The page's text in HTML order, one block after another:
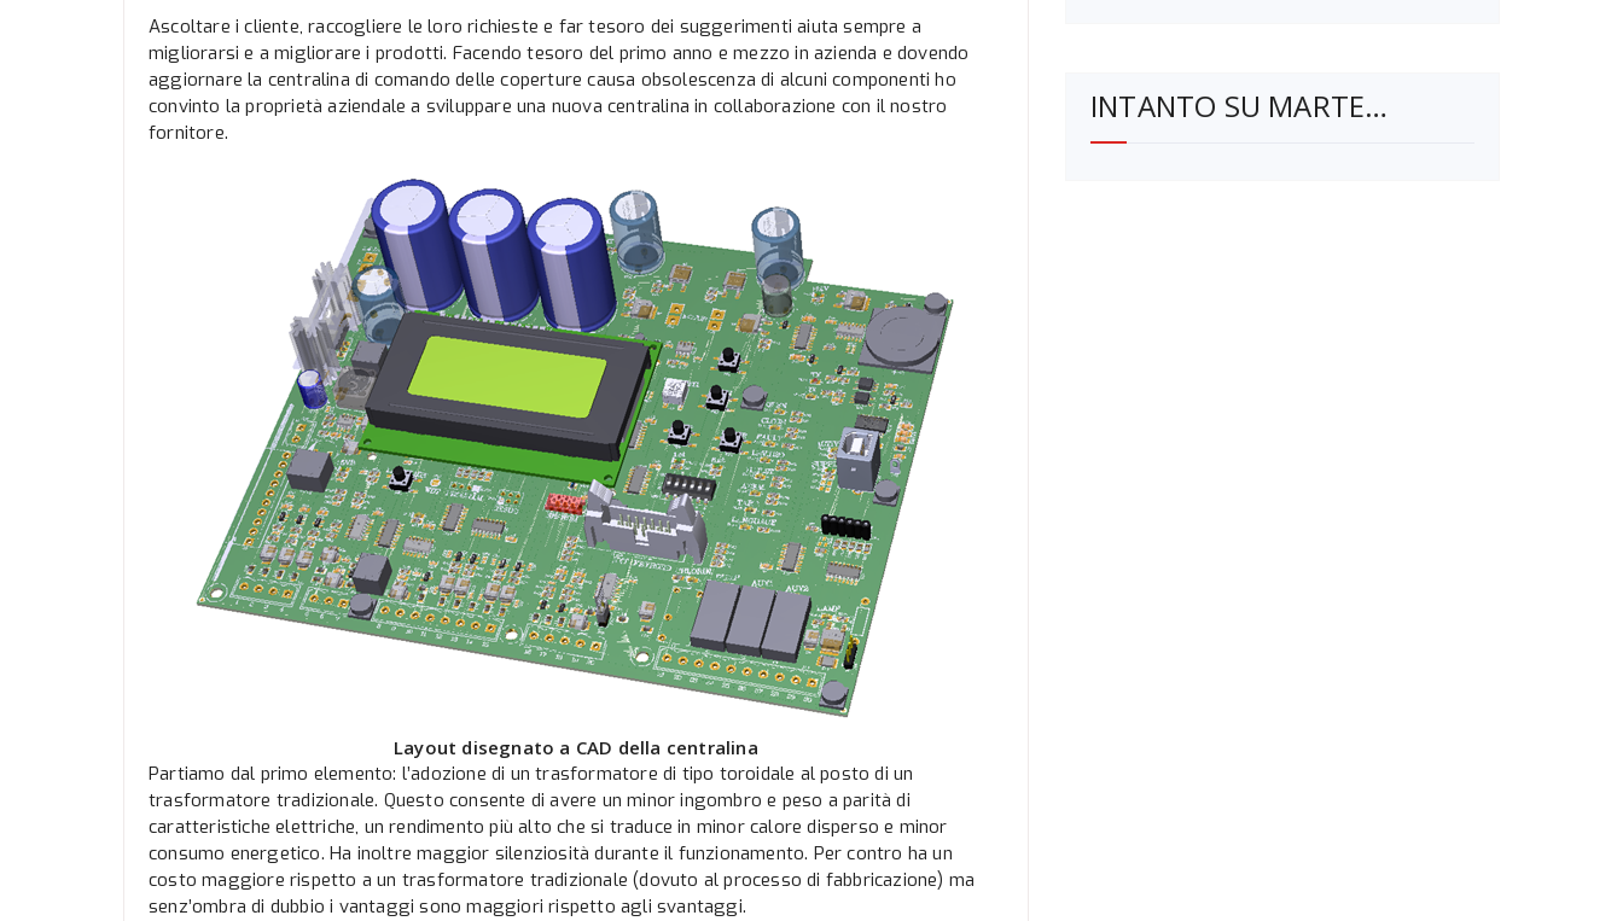
Ascoltare i cliente, raccogliere le loro richieste e far tesoro dei suggerimenti aiuta sempre a
migliorarsi e a migliorare i prodotti. Facendo tesoro del primo anno e mezzo in azienda e dovendo
aggiornare la centralina di comando delle coperture causa obsolescenza di alcuni componenti ho
convinto la proprietà aziendale a sviluppare una nuova centralina in collaborazione con il nostro
fornitore.
Layout disegnato a CAD della centralina
Partiamo dal primo elemento: l’adozione di un trasformatore di tipo toroidale al posto di un
trasformatore tradizionale. Questo consente di avere un minor ingombro e peso a parità di
caratteristiche elettriche, un rendimento più alto che si traduce in minor calore disperso e minor
consumo energetico. Ha inoltre maggior silenziosità durante il funzionamento. Per contro ha un
costo maggiore rispetto a un trasformatore tradizionale (dovuto al processo di fabbricazione) ma
senz’ombra di dubbio i vantaggi sono maggiori rispetto agli svantaggi.
INTANTO SU MARTE…